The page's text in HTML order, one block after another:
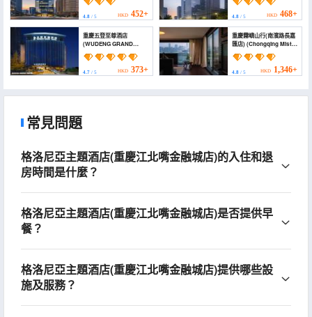
International Finance
4.8 / 5 HKD 452+
Jiangbeizui of
4.8/ 5 HKD 468+
重慶五登至尊酒店
(WUDENG GRAND
HOTEL)
4.7 / 5 HKD 373+
重慶霧嶼山行(南濱路長嘉
匯店) (Chongqing Mist
Isle Riverside Resort
Hotel (Nanbin Road
Changjiahui Branch))
4.8/ 5 HKD 1,346+
常見問題
格洛尼亞主題酒店(重慶江北嘴金融城店)的入住和退
房時間是什麼？
格洛尼亞主題酒店(重慶江北嘴金融城店)是否提供早
餐？
格洛尼亞主題酒店(重慶江北嘴金融城店)提供哪些設
施及服務？